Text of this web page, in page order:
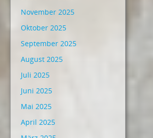
November 2025
Oktober 2025
September 2025
August 2025
Juli 2025
Juni 2025
Mai 2025
April 2025